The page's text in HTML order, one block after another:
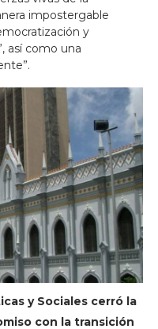
impostergable
y
así como una
y Sociales cerró la
con la transición